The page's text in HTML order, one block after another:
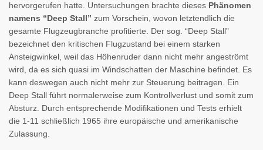
hervorgerufen hatte. Untersuchungen brachte dieses Phänomen
namens “Deep Stall” zum Vorschein, wovon letztendlich die
gesamte Flugzeugbranche profitierte. Der sog. “Deep Stall”
bezeichnet den kritischen Flugzustand bei einem starken
Ansteigwinkel, weil das Höhenruder dann nicht mehr angeströmt
wird, da es sich quasi im Windschatten der Maschine befindet. Es
kann deswegen auch nicht mehr zur Steuerung beitragen. Ein
Deep Stall führt normalerweise zum Kontrollverlust und somit zum
Absturz. Durch entsprechende Modifikationen und Tests erhielt
die 1-11 schließlich 1965 ihre europäische und amerikanische
Zulassung.